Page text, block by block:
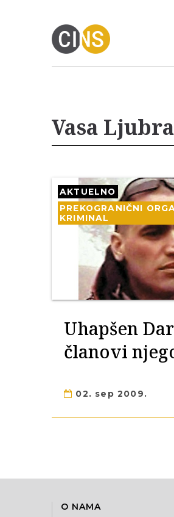
Vasa
AKTUELNO
PREKOGRANIČNI
KRIMINAL
Uhapšen
članovi
02. sep 2009.
O NAMA